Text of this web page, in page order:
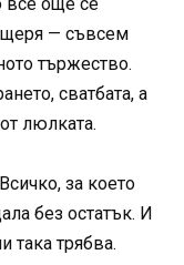
— съвсем
тържество.
сватбата, а
люлката.
за което
без остатък. И
така трябва.